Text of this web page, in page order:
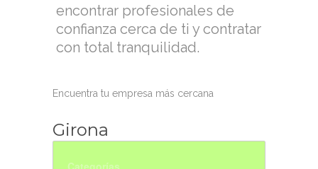
encontrar profesionales de
confianza cerca de ti y contratar
con total tranquilidad.
Encuentra tu empresa más cercana
Girona
Categorías